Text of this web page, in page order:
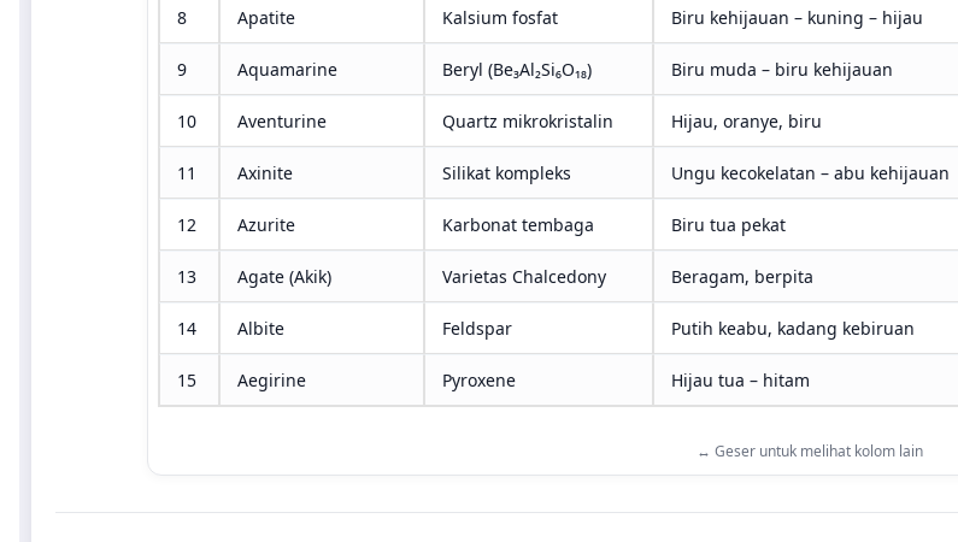
8 Apatite Kalsium fosfat Biru kehijauan – kuning – hijau
9 Aquamarine Beryl (Be₃Al₂Si₆O₁₈) Biru muda – biru kehijauan
10 Aventurine Quartz mikrokristalin Hijau, oranye, biru
11 Axinite Silikat kompleks Ungu kecokelatan – abu kehijauan
12 Azurite Karbonat tembaga Biru tua pekat
13 Agate (Akik) Varietas Chalcedony Beragam, berpita
14 Albite Feldspar Putih keabu, kadang kebiruan
15 Aegirine Pyroxene Hijau tua – hitam
↔ Geser untuk melihat kolom lain